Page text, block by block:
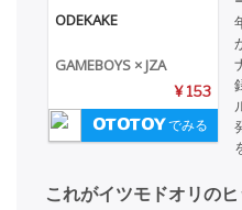
ODEKAKE
GAMEBOYS × JZA
¥ 153
でみる
これがイツモドオリの